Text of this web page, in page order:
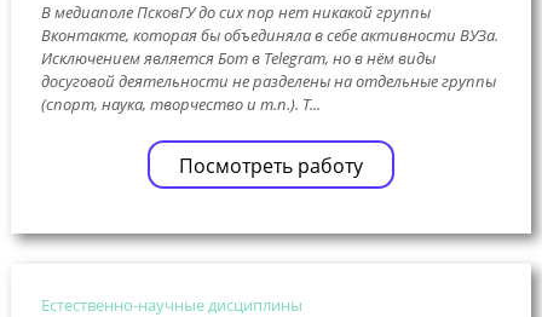
В медиаполе ПсковГУ до сих пор нет никакой группы
Вконтакте, которая бы объединяла в себе активности ВУЗа.
Исключением является Бот в Telegram, но в нём виды
досуговой деятельности не разделены на отдельные группы
(спорт, наука, творчество и т.п.). Т...
Посмотреть работу
Естественно-научные дисциплины